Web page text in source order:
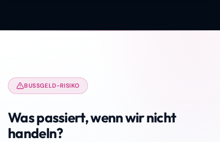
BUSSGELD-RISIKO
Was passiert, wenn wir nicht
handeln?